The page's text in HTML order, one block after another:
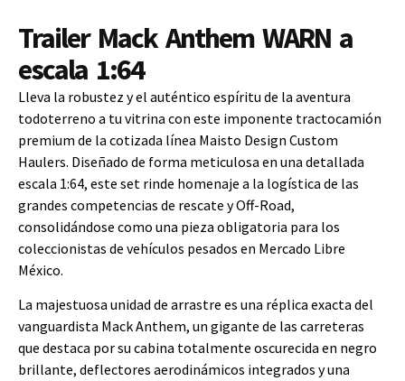
Trailer Mack Anthem WARN a
escala 1:64
Lleva la robustez y el auténtico espíritu de la aventura
todoterreno a tu vitrina con este imponente tractocamión
premium de la cotizada línea Maisto Design Custom
Haulers. Diseñado de forma meticulosa en una detallada
escala 1:64, este set rinde homenaje a la logística de las
grandes competencias de rescate y Off-Road,
consolidándose como una pieza obligatoria para los
coleccionistas de vehículos pesados en Mercado Libre
México.
La majestuosa unidad de arrastre es una réplica exacta del
vanguardista Mack Anthem, un gigante de las carreteras
que destaca por su cabina totalmente oscurecida en negro
brillante, deflectores aerodinámicos integrados y una